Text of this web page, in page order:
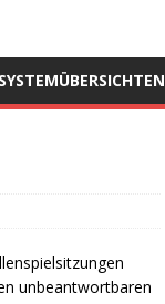
SYSTEMÜBERSICHTEN
unbeantwortbaren